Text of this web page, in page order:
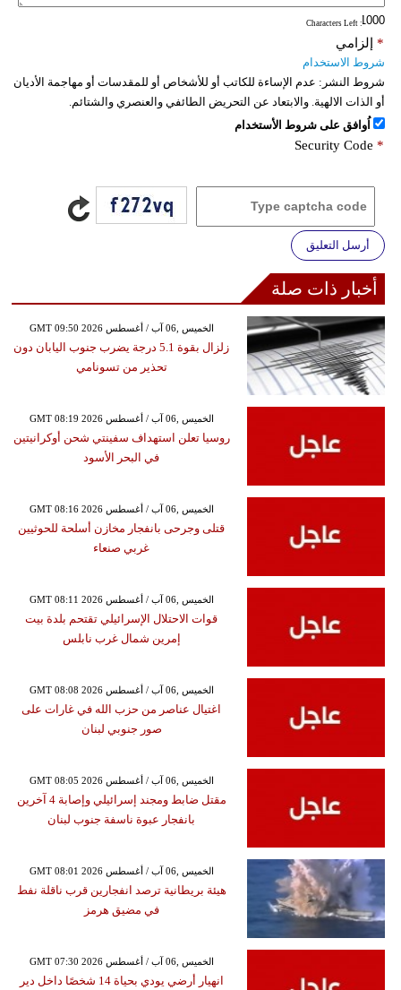
: Characters Left
إلزامي *
شروط الاستخدام
شروط النشر: عدم الإساءة للكاتب أو للأشخاص أو للمقدسات أو مهاجمة الأديان
أو الذات الالهية. والابتعاد عن التحريض الطائفي والعنصري والشتائم.
اُوافق على شروط الأستخدام
Security Code *
أرسل التعليق
أخبار ذات صلة
GMT 09:50 2026 الخميس ,06 آب / أغسطس
زلزال بقوة 5.1 درجة يضرب جنوب اليابان دون
تحذير من تسونامي
GMT 08:19 2026 الخميس ,06 آب / أغسطس
روسيا تعلن استهداف سفينتي شحن أوكرانيتين
في البحر الأسود
GMT 08:16 2026 الخميس ,06 آب / أغسطس
قتلى وجرحى بانفجار مخازن أسلحة للحوثيين
غربي صنعاء
GMT 08:11 2026 الخميس ,06 آب / أغسطس
قوات الاحتلال الإسرائيلي تقتحم بلدة بيت
إمرين شمال غرب نابلس
GMT 08:08 2026 الخميس ,06 آب / أغسطس
اغتيال عناصر من حزب الله في غارات على
صور جنوبي لبنان
GMT 08:05 2026 الخميس ,06 آب / أغسطس
مقتل ضابط ومجند إسرائيلي وإصابة 4 آخرين
بانفجار عبوة ناسفة جنوب لبنان
GMT 08:01 2026 الخميس ,06 آب / أغسطس
هيئة بريطانية ترصد انفجارين قرب ناقلة نفط
في مضيق هرمز
GMT 07:30 2026 الخميس ,06 آب / أغسطس
انهيار أرضي يودي بحياة 14 شخصًا داخل دير